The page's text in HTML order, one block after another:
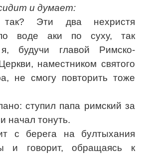
и думает:
Эти два нехристя
по воде аки по суху, так
будучи главой Римско-
наместником святого
не смогу повторить тоже
ступил папа римский за
начал тонуть.
с берега на бултыхания
и говорит, обращаясь к